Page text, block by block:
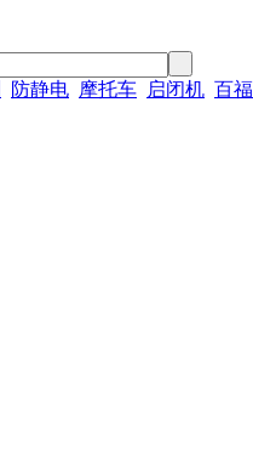
防静电 摩托车 启闭机 百福